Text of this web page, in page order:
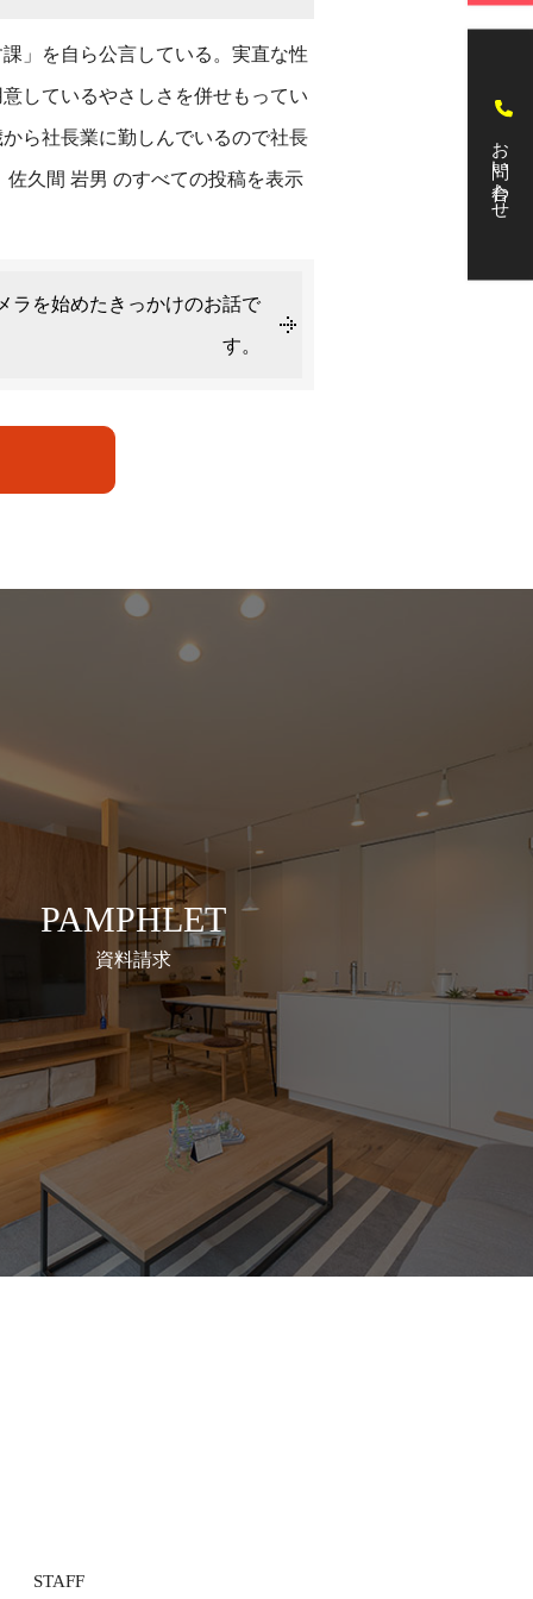
」を自ら公言している。実直な性
しているやさしさを併せもってい
ら社長業に勤しんでいるので社長
佐久間 岩男 のすべての投稿を表示
ラを始めたきっかけのお話で
す。
お問い合わせ
PAMPHLET
資料請求
STAFF